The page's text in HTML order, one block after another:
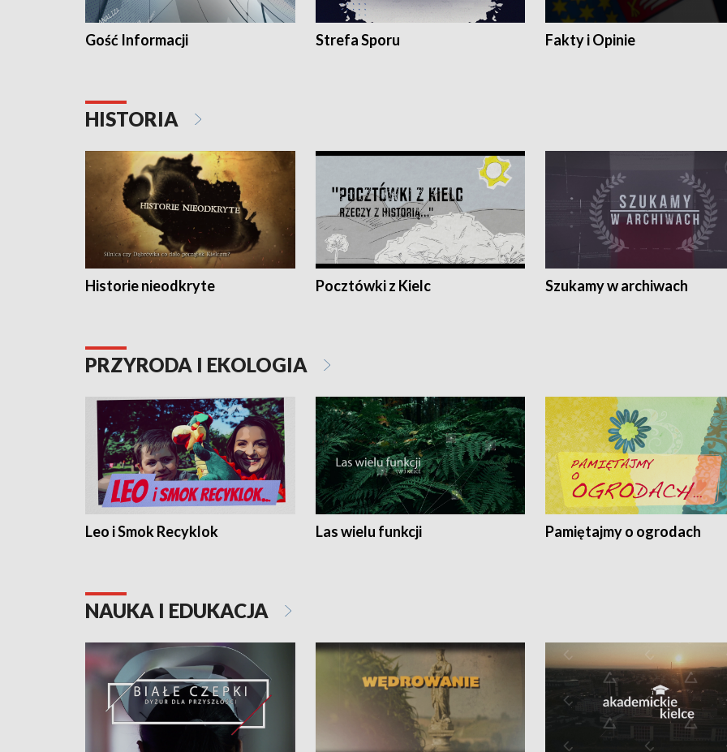
Gość Informacji Strefa Sporu Fakty i Opinie
HISTORIA
Historie nieodkryte Pocztówki z Kielc Szukamy w archiwach
PRZYRODA I EKOLOGIA
Leo i Smok Recyklok Las wielu funkcji Pamiętajmy o ogrodach
NAUKA I EDUKACJA